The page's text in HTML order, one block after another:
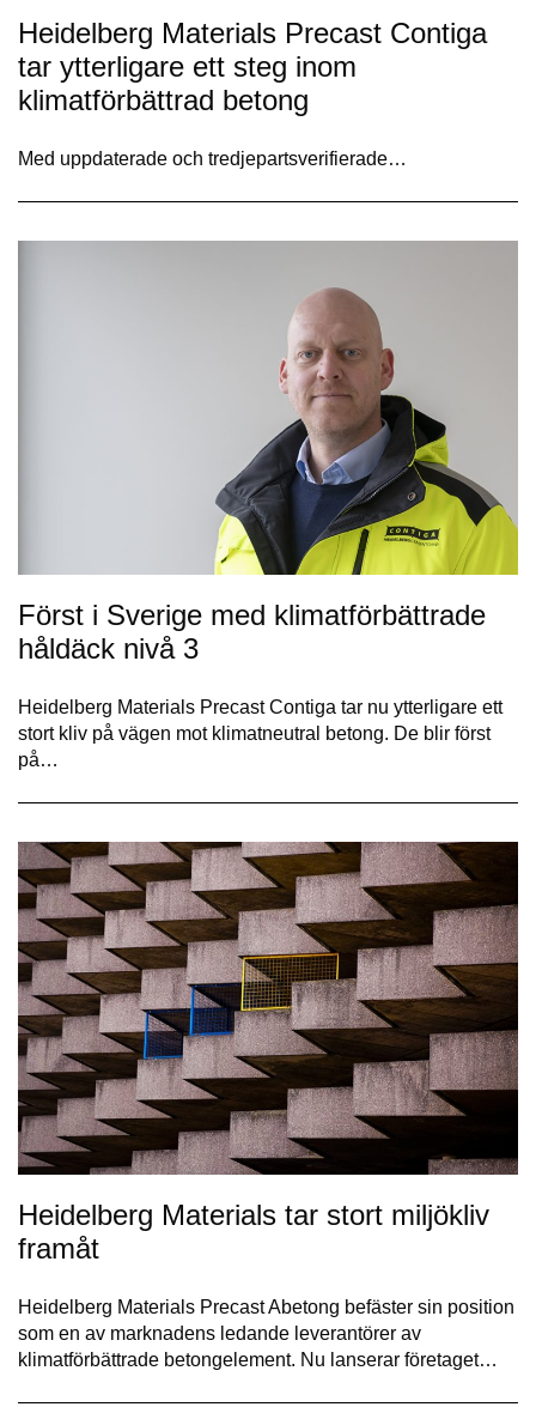
Heidelberg Materials Precast Contiga
tar ytterligare ett steg inom
klimatförbättrad betong
Med uppdaterade och tredjepartsverifierade…
Först i Sverige med klimatförbättrade
håldäck nivå 3
Heidelberg Materials Precast Contiga tar nu ytterligare ett
stort kliv på vägen mot klimatneutral betong. De blir först
på…
Heidelberg Materials tar stort miljökliv
framåt
Heidelberg Materials Precast Abetong befäster sin position
som en av marknadens ledande leverantörer av
klimatförbättrade betongelement. Nu lanserar företaget…